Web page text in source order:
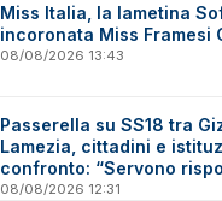
Miss Italia, la lametina
incoronata Miss Framesi
08/08/2026 13:43
Passerella su SS18 tra
Lamezia, cittadini e
confronto: “Servono
certi”
08/08/2026 12:31